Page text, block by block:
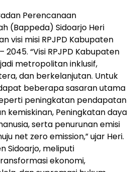
Perencanaan
(Bappeda) Sidoarjo Heri
visi misi RPJPD Kabupaten
2045. “Visi RPJPD Kabupaten
metropolitan inklusif,
dan berkelanjutan. Untuk
beberapa sasaran utama
peningkatan pendapatan
kemiskinan, Peningkatan daya
serta penurunan emisi
net zero emission,” ujar Heri.
Sidoarjo, meliputi
ekonomi,